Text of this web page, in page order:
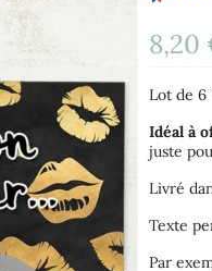
Lot de 6
Idéal à
juste
Livré
Texte
Par